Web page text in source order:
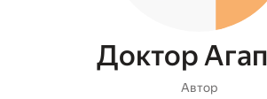
Доктор
Автор